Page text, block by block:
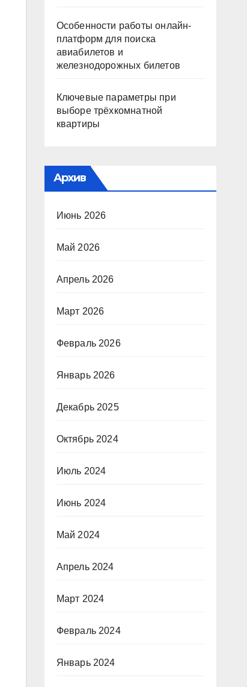
Особенности работы онлайн-
платформ для поиска
авиабилетов и
железнодорожных билетов
Ключевые параметры при
выборе трёхкомнатной
квартиры
Архив
Июнь 2026
Май 2026
Апрель 2026
Март 2026
Февраль 2026
Январь 2026
Декабрь 2025
Октябрь 2024
Июль 2024
Июнь 2024
Май 2024
Апрель 2024
Март 2024
Февраль 2024
Январь 2024